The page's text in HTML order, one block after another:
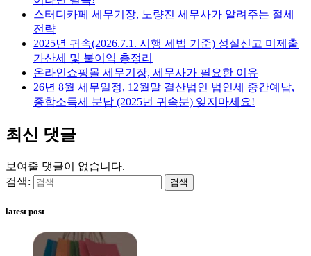
스터디카페 세무기장, 노량진 세무사가 알려주는 절세
전략
2025년 귀속(2026.7.1. 시행 세법 기준) 성실신고 미제출
가산세 및 불이익 총정리
온라인쇼핑몰 세무기장, 세무사가 필요한 이유
26년 8월 세무일정, 12월말 결산법인 법인세 중간예납,
종합소득세 분납 (2025년 귀속분) 잊지마세요!
최신 댓글
보여줄 댓글이 없습니다.
검색:
latest post